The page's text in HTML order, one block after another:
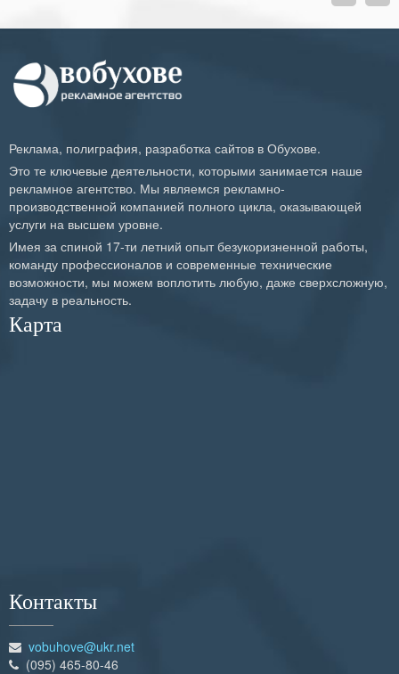
Реклама, полиграфия, разработка сайтов в Обухове.
Это те ключевые деятельности, которыми занимается наше
рекламное агентство. Мы являемся рекламно-
производственной компанией полного цикла, оказывающей
услуги на высшем уровне.
Имея за спиной 17-ти летний опыт безукоризненной работы,
команду профессионалов и современные технические
возможности, мы можем воплотить любую, даже сверхсложную,
задачу в реальность.
Карта
Контакты
vobuhove@ukr.net
(095) 465-80-46